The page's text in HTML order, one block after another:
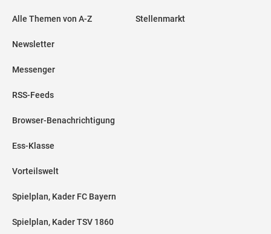
Alle Themen von A-Z
Newsletter
Messenger
RSS-Feeds
Browser-Benachrichtigung
Ess-Klasse
Vorteilswelt
Spielplan, Kader FC Bayern
Spielplan, Kader TSV 1860
Stellenmarkt